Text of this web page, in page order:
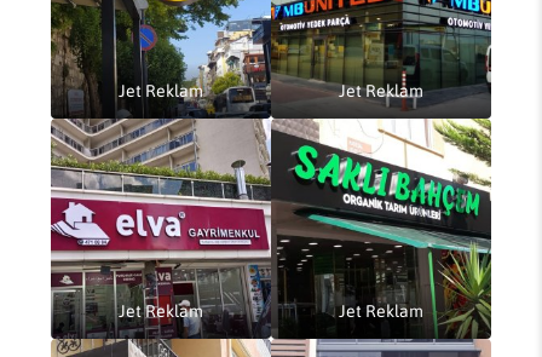
Jet Reklam Jet Reklam
Jet Reklam Jet Reklam